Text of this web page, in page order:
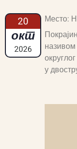
20
окт
2026
Место:
називом
у